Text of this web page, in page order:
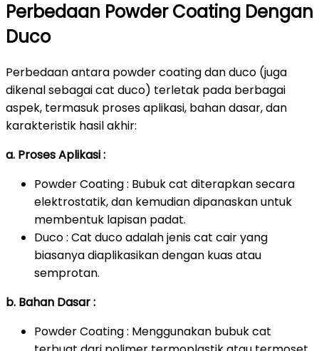
Perbedaan Powder Coating Dengan
Duco
Perbedaan antara powder coating dan duco (juga
dikenal sebagai cat duco) terletak pada berbagai
aspek, termasuk proses aplikasi, bahan dasar, dan
karakteristik hasil akhir:
a. Proses Aplikasi :
Powder Coating : Bubuk cat diterapkan secara
elektrostatik, dan kemudian dipanaskan untuk
membentuk lapisan padat.
Duco : Cat duco adalah jenis cat cair yang
biasanya diaplikasikan dengan kuas atau
semprotan.
b. Bahan Dasar :
Powder Coating : Menggunakan bubuk cat